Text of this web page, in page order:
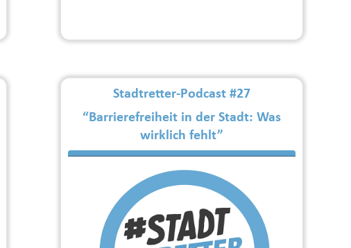
Stadtretter-Podcast #27
“Barrierefreiheit in der Stadt: Was
wirklich fehlt”